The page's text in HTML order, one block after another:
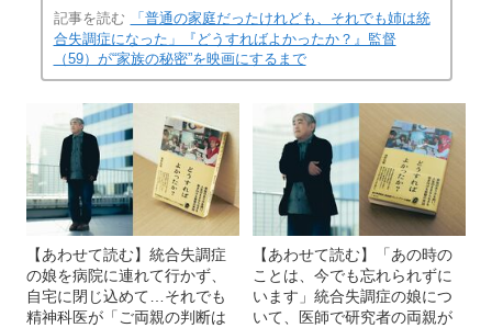
記事を読む
「普通の家庭だったけれども、それでも姉は統
合失調症になった」『どうすればよかったか？』監督
（59）が“家族の秘密”を映画にするまで
【あわせて読む】統合失調症
の娘を病院に連れて行かず、
自宅に閉じ込めて…それでも
精神科医が「ご両親の判断は
【あわせて読む】「あの時の
ことは、今でも忘れられずに
います」統合失調症の娘につ
いて、医師で研究者の両親が